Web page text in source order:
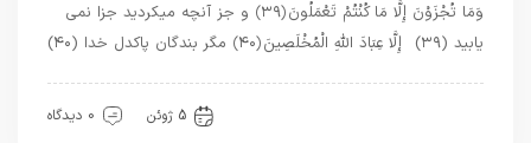
وَمَا تُجْزَوْنَ إِلَّا مَا كُنْتُمْ تَعْمَلُونَ ﴿۳۹﴾ و جز آنچه میکرديد جزا نمى‏
يابيد (۳۹) إِلَّا عِبَادَ اللَّهِ الْمُخْلَصِينَ ﴿۴۰﴾ مگر بندگان پاكدل خدا (۴۰)
5 ژوئن 0 دیدگاه